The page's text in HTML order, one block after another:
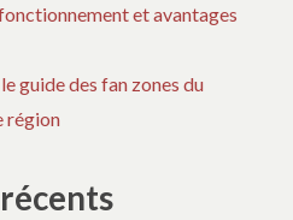
et avantages
guide des fan zones du
région